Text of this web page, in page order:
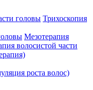
головы Трихоскопия
Мезотерапия
волосистой части
роста волос)